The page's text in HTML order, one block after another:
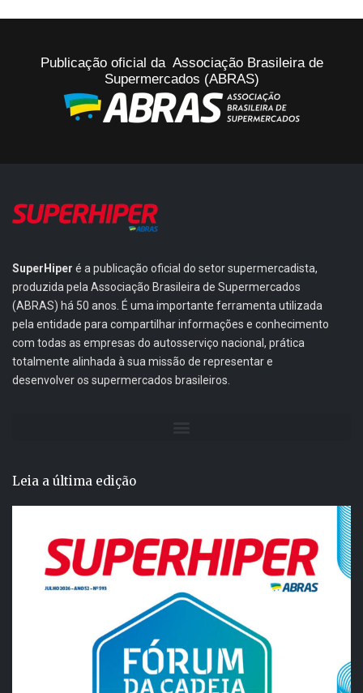
Publicação oficial da Associação Brasileira de
Supermercados (ABRAS)
SuperHiper é a publicação oficial do setor supermercadista,
produzida pela Associação Brasileira de Supermercados
(ABRAS) há 50 anos. É uma importante ferramenta utilizada
pela entidade para compartilhar informações e conhecimento
com todas as empresas do autosserviço nacional, prática
totalmente alinhada à sua missão de representar e
desenvolver os supermercados brasileiros.
Leia a última edição